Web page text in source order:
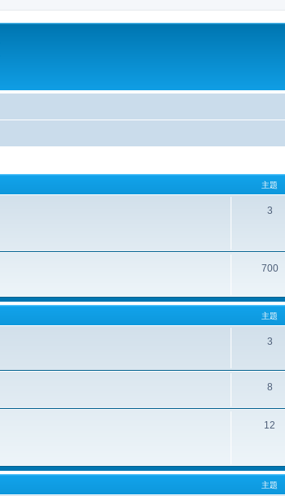
主題
3
700
主題
3
8
12
主題